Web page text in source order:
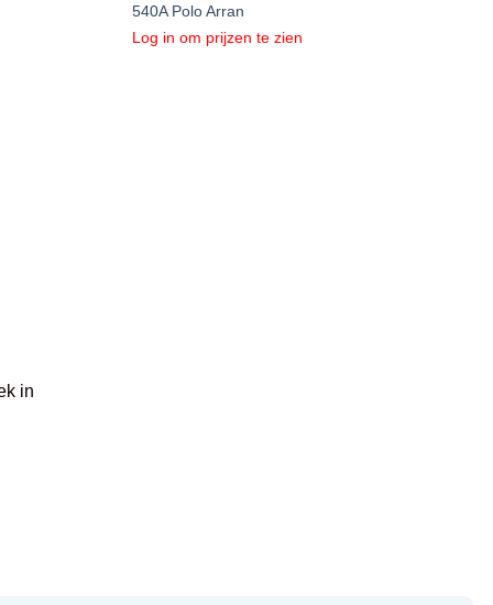
540A Polo Arran
Log in om prijzen te zien
in